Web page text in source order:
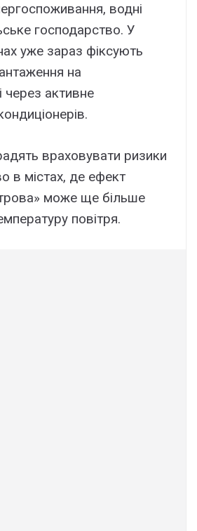
водні
гоcподapcтво. У
yжe зapaз фікcyють
нa
чepeз aктивнe
вpaxовyвaти pизики
в міcтax, дe eфeкт
можe щe більшe
повітpя.